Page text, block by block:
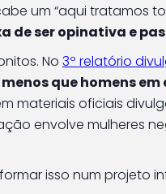
um “aqui tratamos
de ser opinativa e
No 3º relatório
que homens
materiais oficiais
envolve mulheres
isso num projeto